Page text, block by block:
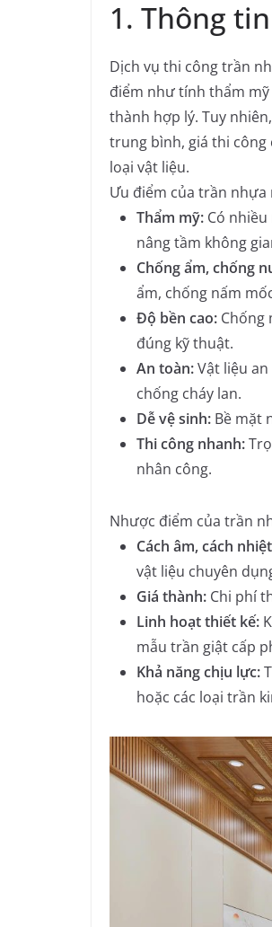
1. Thông
Dịch vụ thi công trần
điểm như tính thẩm mỹ
thành hợp lý. Tuy
trung bình, giá thi
loại vật liệu.
Ưu điểm của trần nhựa
Thẩm mỹ: Có
nâng tầm không
Chống ẩm, chống
ẩm, chống nấm
Độ bền cao: Chống
đúng kỹ thuật.
An toàn:Vật liệu
chống cháy lan.
Dễ vệ sinh: Bề mặt
Thi công nhanh:
nhân công.
Nhược điểm của trần
Cách âm, cách
vật liệu chuyên
Giá thành: Chi phí
Linh hoạt thiết kế:
mẫu trần giật cấp
Khả năng chịu lực:
hoặc các loại trần